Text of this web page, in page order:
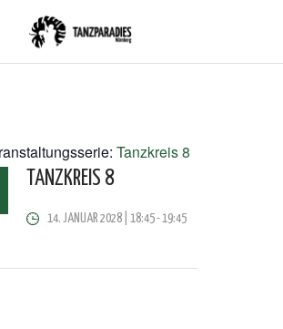
Tanzkreis 8
TANZKREIS 8
14. JANUAR 2028 | 18:45-19:45